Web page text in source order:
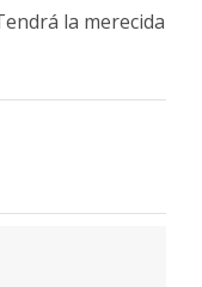
la merecida